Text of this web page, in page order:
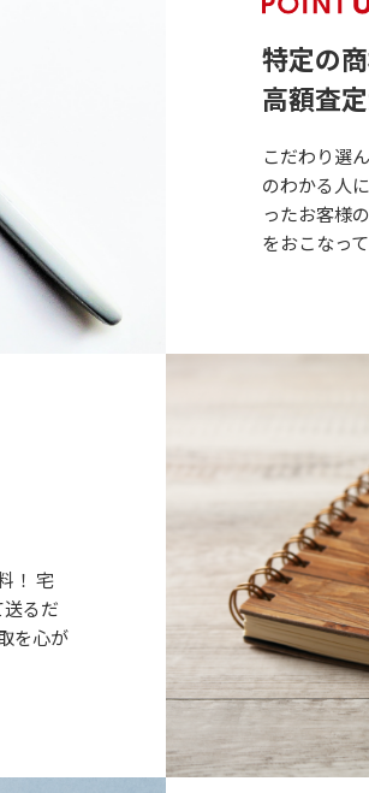
特定の
高額査
こだわり選
のわかる人
ったお客様
をおこなっ
！ 宅
るだ
を心が